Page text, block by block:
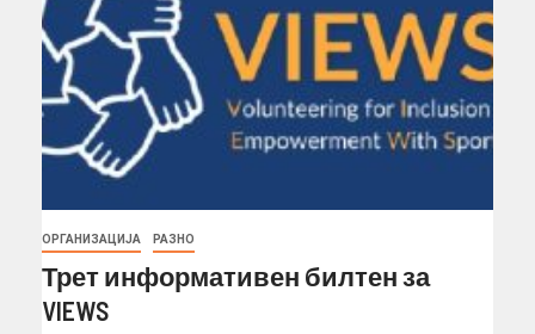
ОРГАНИЗАЦИЈА РАЗНО
Трет информативен билтен за
VIEWS